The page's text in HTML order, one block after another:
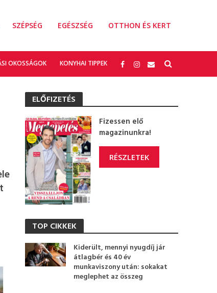
SZÉPSÉG EGÉSZSÉG OTTHON ÉS KERT
OKOSSÁGOK KONYHAI TIPPEK
ELŐFIZETÉS
Fizessen elő
magazinunkra!
RÉSZLETEK
TOP CIKKEK
Kiderült, mennyi nyugdíj jár
átlagbér és 40 év
munkaviszony után: sokakat
meglephet az összeg